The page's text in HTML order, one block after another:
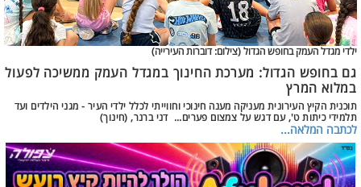
ילדי מגדל העמק בחופש הגדול (צילום: דוברות העירייה)
גם בחופש הגדול: מערכת החינוך במגדל העמק ממשיכה לפעול
במלוא המרץ
תוכנית הקיץ העירונית מעניקה מענה חינוכי וחווייתי לכלל ילדי העיר - מגני הילדים ועד
תלמידי כיתות ט', עם דגש על צמצום פערים... דני ברנר, (חינוך)
לכתבה המלאה...